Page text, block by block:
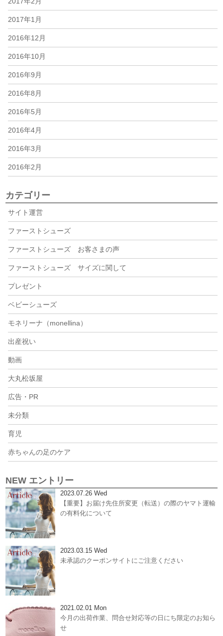
2017年1月
2016年12月
2016年10月
2016年9月
2016年8月
2016年5月
2016年4月
2016年3月
2016年2月
カテゴリー
サイト運営
ファーストシューズ
ファーストシューズ お客さまの声
ファーストシューズ サイズに関して
プレゼント
ベビーシューズ
モネリーナ（monellina）
出産祝い
動画
大丸松坂屋
広告・PR
未分類
育児
赤ちゃんの足のケア
NEW エントリー
2023.07.26 Wed
【重要】お届け先住所変更（転送）の際のヤマト運輸
の有料化について
2023.03.15 Wed
未承認のクーポンサイトにご注意ください
2021.02.01 Mon
今月の出荷作業、問合せ対応等の日にち限定のお知ら
せ